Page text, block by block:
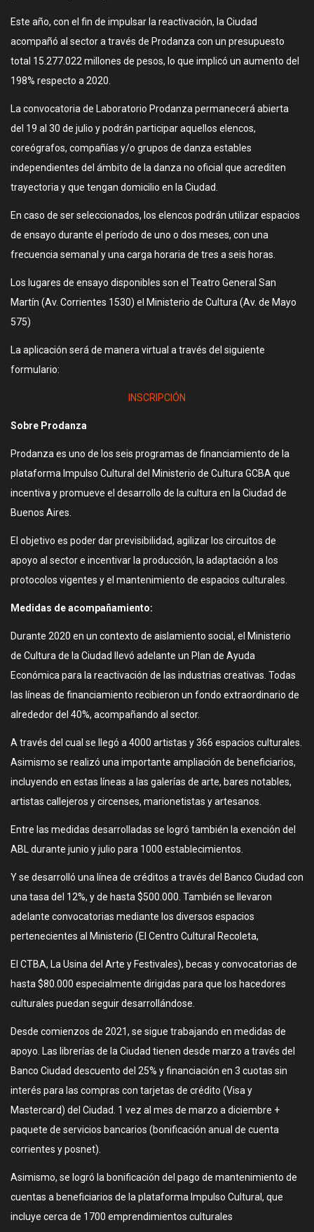
Este año, con el fin de impulsar la reactivación, la Ciudad
acompañó al sector a través de Prodanza con un presupuesto
total 15.277.022 millones de pesos, lo que implicó un aumento del
198% respecto a 2020.
La convocatoria de Laboratorio Prodanza permanecerá abierta
del 19 al 30 de julio y podrán participar aquellos elencos,
coreógrafos, compañías y/o grupos de danza estables
independientes del ámbito de la danza no oficial que acrediten
trayectoria y que tengan domicilio en la Ciudad.
En caso de ser seleccionados, los elencos podrán utilizar espacios
de ensayo durante el período de uno o dos meses, con una
frecuencia semanal y una carga horaria de tres a seis horas.
Los lugares de ensayo disponibles son el Teatro General San
Martín (Av. Corrientes 1530) el Ministerio de Cultura (Av. de Mayo
575)
La aplicación será de manera virtual a través del siguiente
formulario:
INSCRIPCIÓN
Sobre Prodanza
Prodanza es uno de los seis programas de financiamiento de la
plataforma Impulso Cultural del Ministerio de Cultura GCBA que
incentiva y promueve el desarrollo de la cultura en la Ciudad de
Buenos Aires.
El objetivo es poder dar previsibilidad, agilizar los circuitos de
apoyo al sector e incentivar la producción, la adaptación a los
protocolos vigentes y el mantenimiento de espacios culturales.
Medidas de acompañamiento:
Durante 2020 en un contexto de aislamiento social, el Ministerio
de Cultura de la Ciudad llevó adelante un Plan de Ayuda
Económica para la reactivación de las industrias creativas. Todas
las líneas de financiamiento recibieron un fondo extraordinario de
alrededor del 40%, acompañando al sector.
A través del cual se llegó a 4000 artistas y 366 espacios culturales.
Asimismo se realizó una importante ampliación de beneficiarios,
incluyendo en estas líneas a las galerías de arte, bares notables,
artistas callejeros y circenses, marionetistas y artesanos.
Entre las medidas desarrolladas se logró también la exención del
ABL durante junio y julio para 1000 establecimientos.
Y se desarrolló una línea de créditos a través del Banco Ciudad con
una tasa del 12%, y de hasta $500.000. También se llevaron
adelante convocatorias mediante los diversos espacios
pertenecientes al Ministerio (El Centro Cultural Recoleta,
El CTBA, La Usina del Arte y Festivales), becas y convocatorias de
hasta $80.000 especialmente dirigidas para que los hacedores
culturales puedan seguir desarrollándose.
Desde comienzos de 2021, se sigue trabajando en medidas de
apoyo. Las librerías de la Ciudad tienen desde marzo a través del
Banco Ciudad descuento del 25% y financiación en 3 cuotas sin
interés para las compras con tarjetas de crédito (Visa y
Mastercard) del Ciudad. 1 vez al mes de marzo a diciembre +
paquete de servicios bancarios (bonificación anual de cuenta
corrientes y posnet).
Asimismo, se logró la bonificación del pago de mantenimiento de
cuentas a beneficiarios de la plataforma Impulso Cultural, que
incluye cerca de 1700 emprendimientos culturales